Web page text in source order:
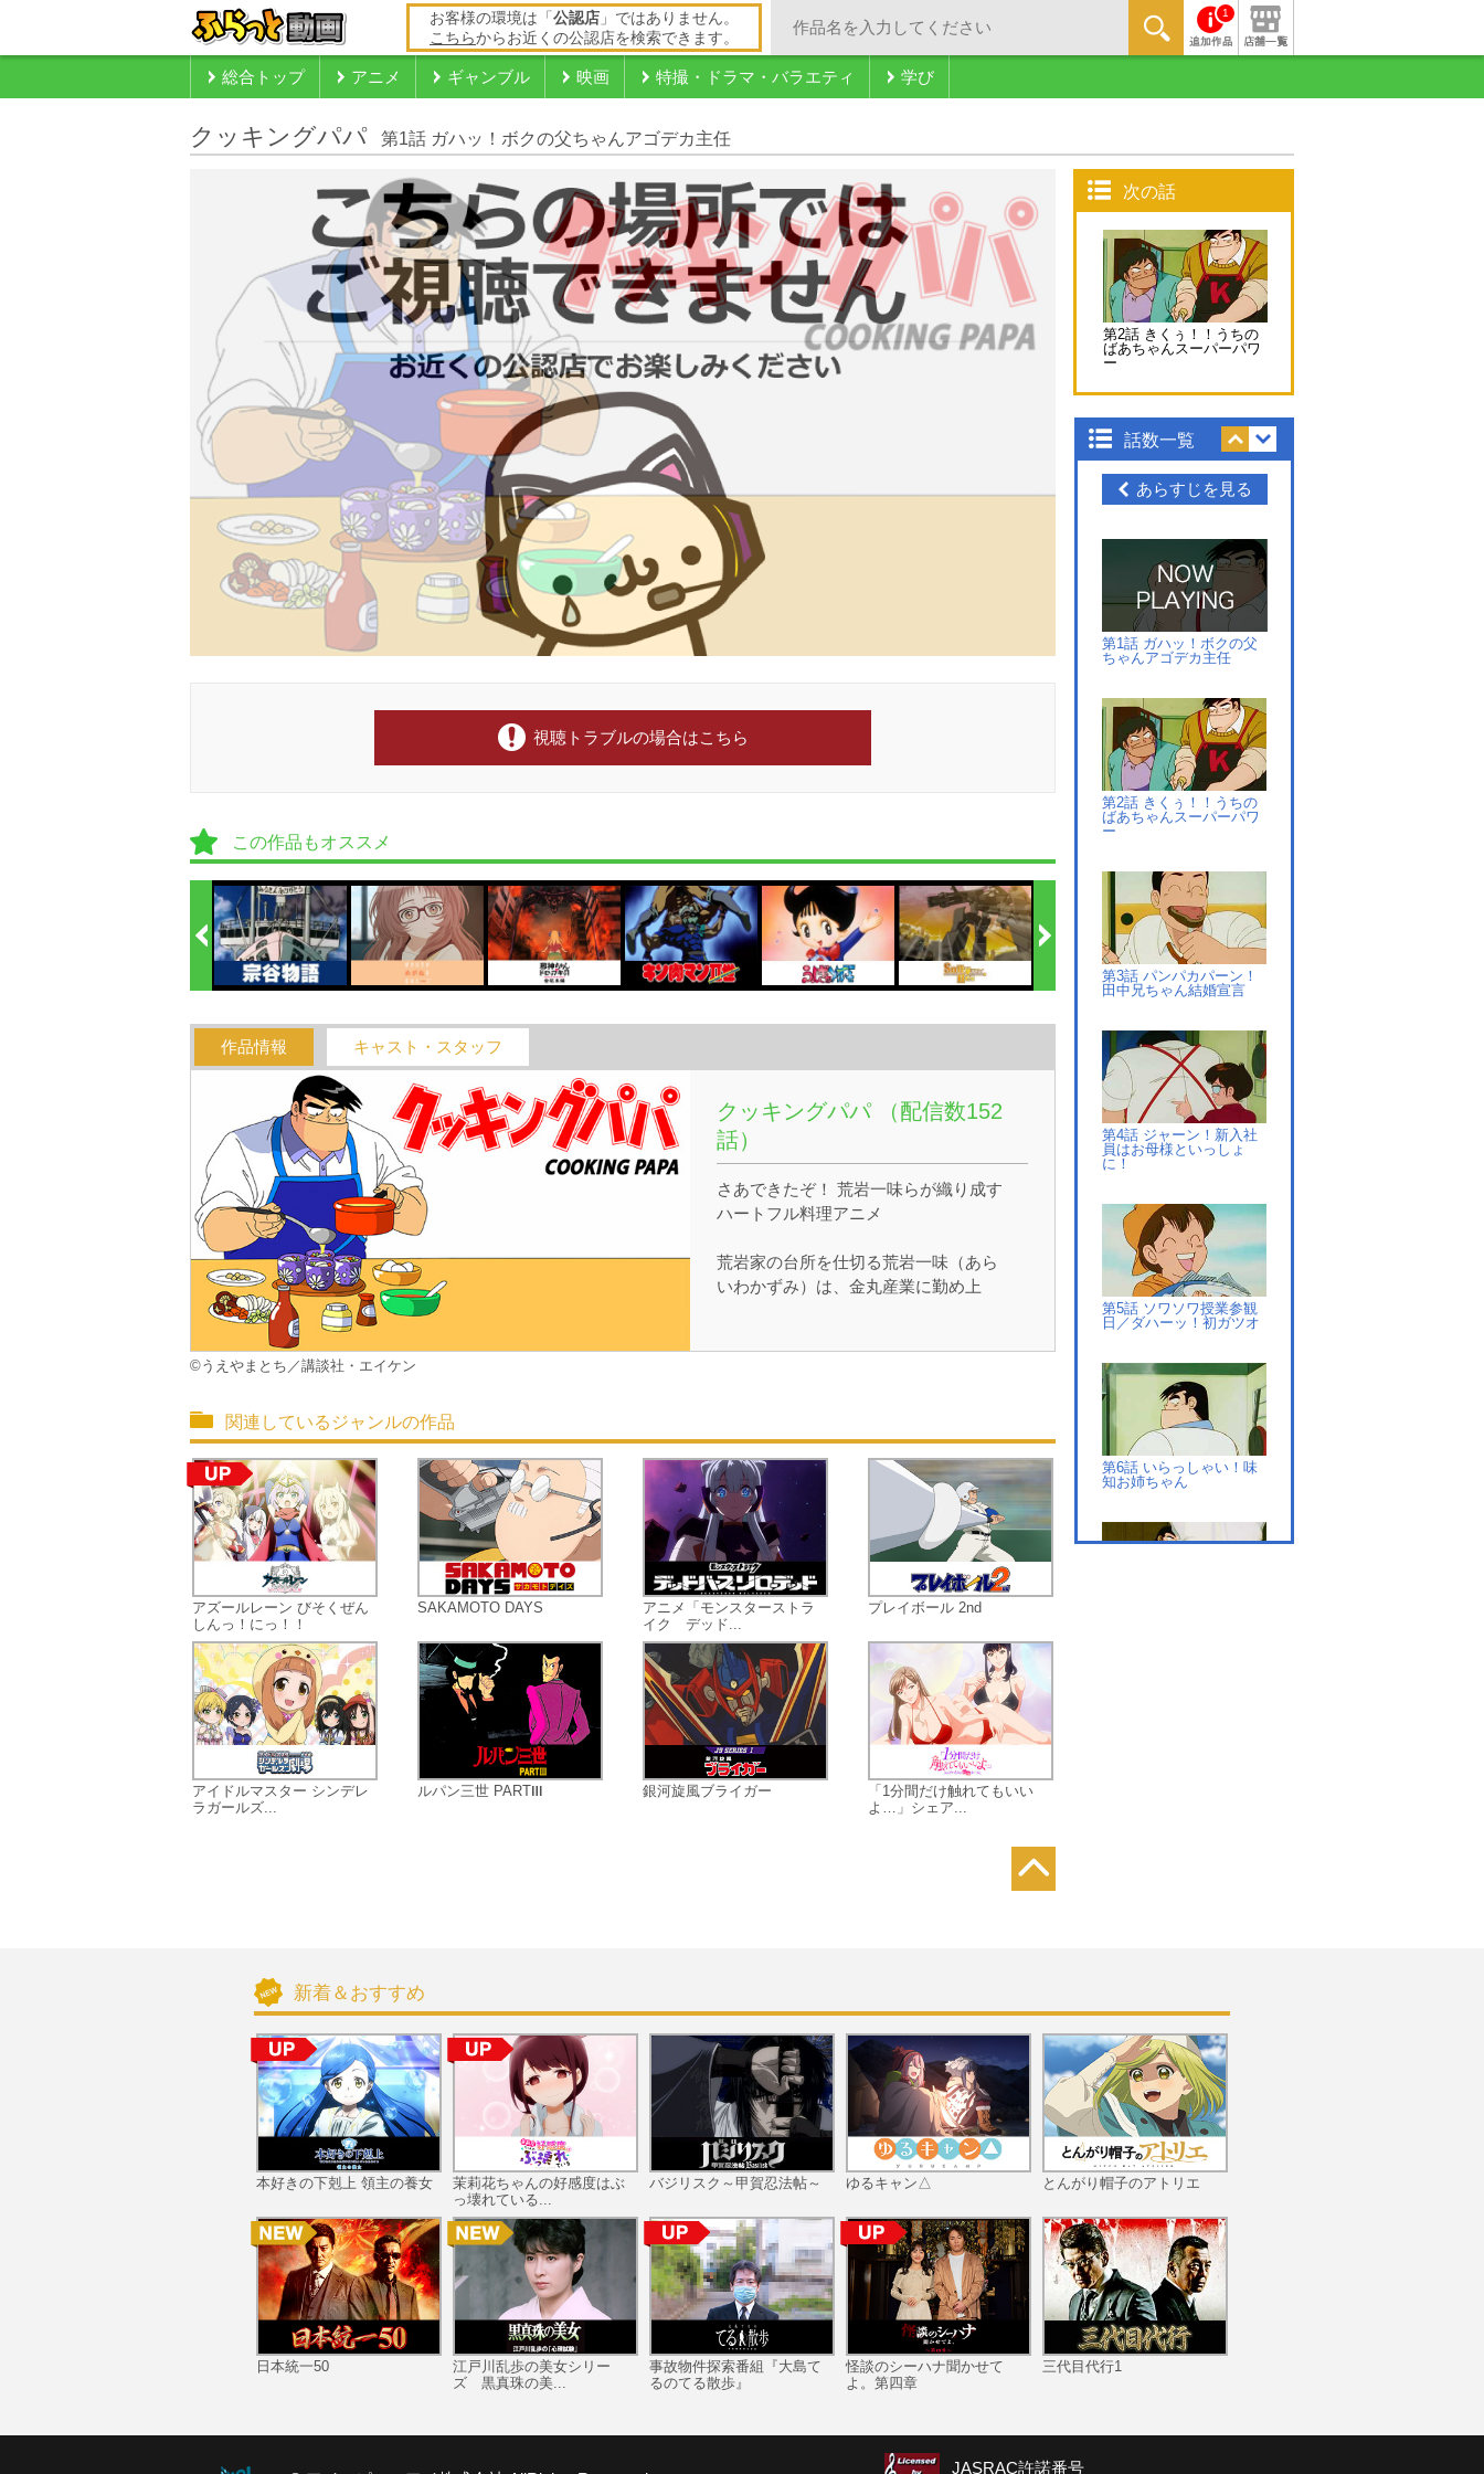
お客様の環境は「 公認店 」ではありません。
こちらからお近くの公認店を検索できます。
1
総合トップ アニメ ギャンブル 映画 特撮・ドラマ・バラエティ 学び
クッキングパパ 第1話 ガハッ！ボクの父ちゃんアゴデカ主任
視聴トラブルの場合はこちら
この作品もオススメ
作品情報 キャスト・スタッフ
クッキングパパ （配信数152
話）
さあできたぞ！ 荒岩一味らが織り成す
ハートフル料理アニメ
荒岩家の台所を仕切る荒岩一味（あら
いわかずみ）は、金丸産業に勤め上
で出会った人々が一味の持つプロ顔負
けの料理を食べ心を通わせてゆく。
（映像・音声の一部に傷や音とびなど
が御座います。）
©うえやまとち／講談社・エイケン
関連しているジャンルの作品
アズールレーン びそくぜん
しんっ！にっ！！
アイドルマスター シンデレ
ラガールズ...
SAKAMOTO DAYS
ルパン三世 PARTⅢ
アニメ「モンスターストラ
イク デッド...
銀河旋風ブライガー
プレイボール 2nd
「1分間だけ触れてもいい
よ…」シェア...
次の話
第2話 きくぅ！！うちの
ばあちゃんスーパーパワ
ー
話数一覧
あらすじを見る
第1話 ガハッ！ボクの父
ちゃんアゴデカ主任
第2話 きくぅ！！うちの
ばあちゃんスーパーパワ
ー
第3話 パンパカパーン！
田中兄ちゃん結婚宣言
第4話 ジャーン！新入社
員はお母様といっしょ
に！
第5話 ソワソワ授業参観
日／ダハーッ！初ガツオ
第6話 いらっしゃい！味
知お姉ちゃん
第10話 ウキウキ遠足！あ
した天気になぁーれ
第11話 チャオ！陽気なお
客さまはイタリア人！！
第12話 ガンバレ母ちゃ
新着＆おすすめ
本好きの下剋上 領主の養女
日本統一50
茉莉花ちゃんの好感度はぶ
っ壊れている...
江戸川乱歩の美女シリー
ズ 黒真珠の美...
バジリスク～甲賀忍法帖～
事故物件探索番組『大島て
るのてる散歩』
ゆるキャン△
怪談のシーハナ聞かせて
よ。第四章
とんがり帽子のアトリエ
三代目代行1
JASRAC許諾番号